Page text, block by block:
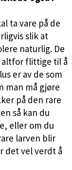
ta vare på de
slik at
naturlig. De
altfor flittige til å
er av de som
man må gjøre
på den rare
så kan du
eller om du
larven blir
det vel verdt å